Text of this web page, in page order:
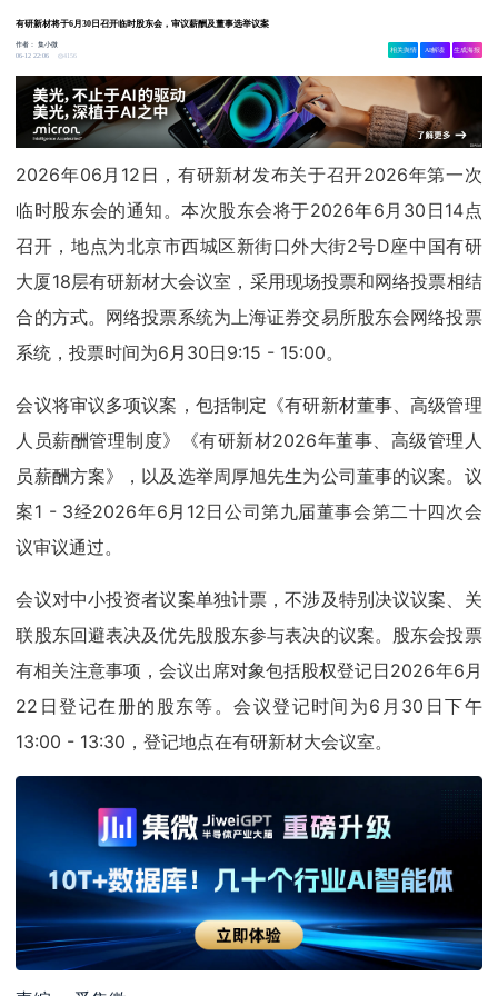
有研新材将于6月30日召开临时股东会，审议薪酬及董事选举议案
作者：集小微
06-12 22:06
4156
相关舆情 AI解读 生成海报
2026年06月12日，有研新材发布关于召开2026年第一次
临时股东会的通知。本次股东会将于2026年6月30日14点
召开，地点为北京市西城区新街口外大街2号D座中国有研
大厦18层有研新材大会议室，采用现场投票和网络投票相结
合的方式。网络投票系统为上海证券交易所股东会网络投票
系统，投票时间为6月30日9:15 - 15:00。
会议将审议多项议案，包括制定《有研新材董事、高级管理
人员薪酬管理制度》《有研新材2026年董事、高级管理人
员薪酬方案》，以及选举周厚旭先生为公司董事的议案。议
案1 - 3经2026年6月12日公司第九届董事会第二十四次会
议审议通过。
会议对中小投资者议案单独计票，不涉及特别决议议案、关
联股东回避表决及优先股股东参与表决的议案。股东会投票
有相关注意事项，会议出席对象包括股权登记日2026年6月
22日登记在册的股东等。会议登记时间为6月30日下午
13:00 - 13:30，登记地点在有研新材大会议室。